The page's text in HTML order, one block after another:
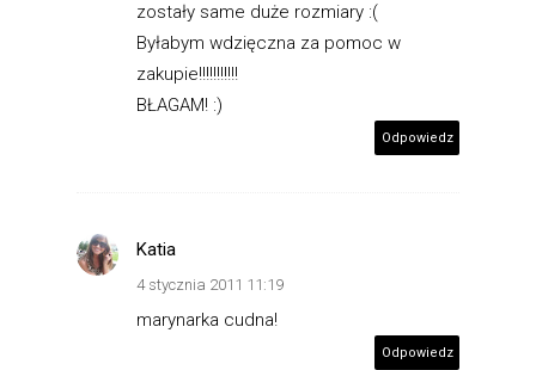
zostały same duże rozmiary :(
Byłabym wdzięczna za pomoc w
zakupie!!!!!!!!!!!
BŁAGAM! :)
Odpowiedz
Katia
4 stycznia 2011 11:19
marynarka cudna!
Odpowiedz